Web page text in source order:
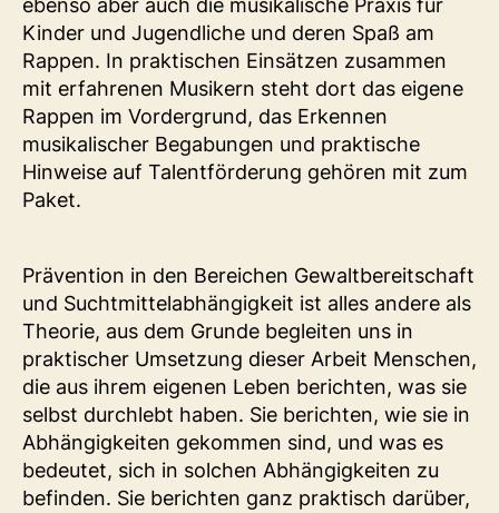
ebenso aber auch die musikalische Praxis für
Kinder und Jugendliche und deren Spaß am
Rappen. In praktischen Einsätzen zusammen
mit erfahrenen Musikern steht dort das eigene
Rappen im Vordergrund, das Erkennen
musikalischer Begabungen und praktische
Hinweise auf Talentförderung gehören mit zum
Paket.
Prävention in den Bereichen Gewaltbereitschaft
und Suchtmittelabhängigkeit ist alles andere als
Theorie, aus dem Grunde begleiten uns in
praktischer Umsetzung dieser Arbeit Menschen,
die aus ihrem eigenen Leben berichten, was sie
selbst durchlebt haben. Sie berichten, wie sie in
Abhängigkeiten gekommen sind, und was es
bedeutet, sich in solchen Abhängigkeiten zu
befinden. Sie berichten ganz praktisch darüber,